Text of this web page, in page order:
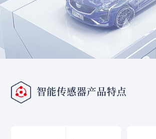
智能传感器产品特点